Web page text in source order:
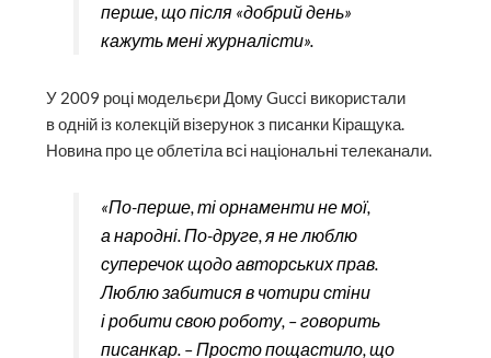
перше, що після «добрий день»
кажуть мені журналісти».
У 2009 році модельєри Дому Gucci використали
в одній із колекцій візерунок з писанки Кіращука.
Новина про це облетіла всі національні телеканали.
«По-перше, ті орнаменти не мої,
а народні. По-друге, я не люблю
суперечок щодо авторських прав.
Люблю забитися в чотири стіни
і робити свою роботу, – говорить
писанкар. – Просто пощастило, що